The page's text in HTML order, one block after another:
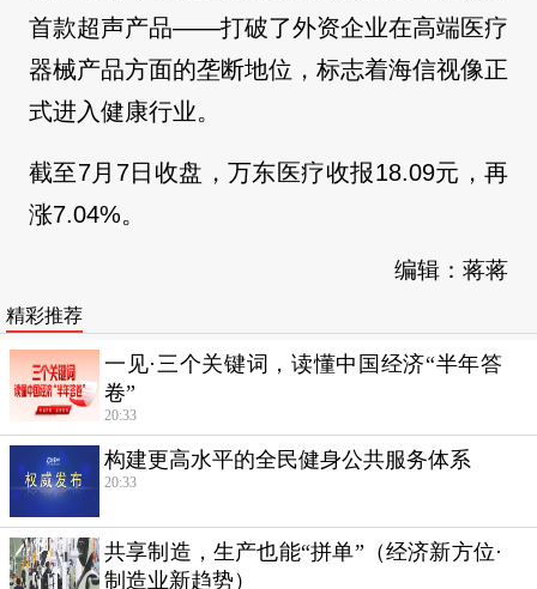
首款超声产品——打破了外资企业在高端医疗
器械产品方面的垄断地位，标志着海信视像正
式进入健康行业。
截至7月7日收盘，万东医疗收报18.09元，再
涨7.04%。
编辑：蒋蒋
精彩推荐